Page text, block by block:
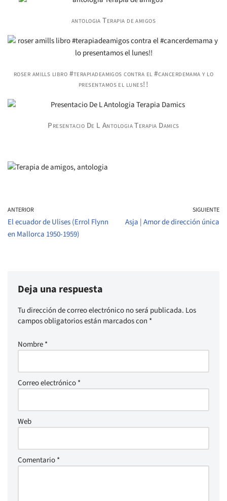
antologia Terapia de amigos
roser amills libro #terapiadeamigos contra el #cancerdemama y lo
presentamos el lunes!!
Presentacio De L Antologia Terapia Damics
ANTERIOR
El ecuador de Ulises (Errol Flynn
en Mallorca 1950-1959)
SIGUIENTE
Asja | Amor de dirección única
Deja una respuesta
Tu dirección de correo electrónico no será publicada. Los
campos obligatorios están marcados con *
Nombre*
Correo electrónico*
Web
Comentario*